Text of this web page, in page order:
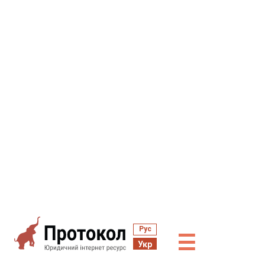
Рус
Укр ☰